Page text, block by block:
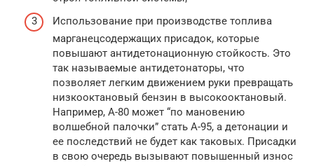
Использование при производстве топлива
марганецсодержащих присадок, которые
повышают антидетонационную стойкость. Это
так называемые антидетонаторы, что
позволяет легким движением руки превращать
низкооктановый бензин в высокооктановый.
Например, А-80 может “по мановению
волшебной палочки” стать А-95, а детонации и
ее последствий не будет как таковых. Присадки
в свою очередь вызывают повышенный износ